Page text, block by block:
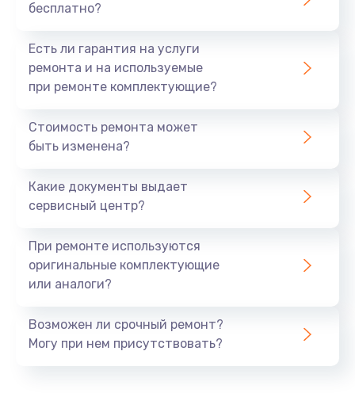
бесплатно?
Есть ли гарантия на услуги
ремонта и на используемые
при ремонте комплектующие?
Стоимость ремонта может
быть изменена?
Какие документы выдает
сервисный центр?
При ремонте используются
оригинальные комплектующие
или аналоги?
Возможен ли срочный ремонт?
Могу при нем присутствовать?